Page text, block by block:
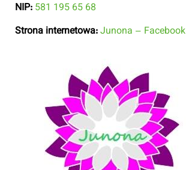
NIP: 581 195 65 68
Strona internetowa:Junona – Facebook